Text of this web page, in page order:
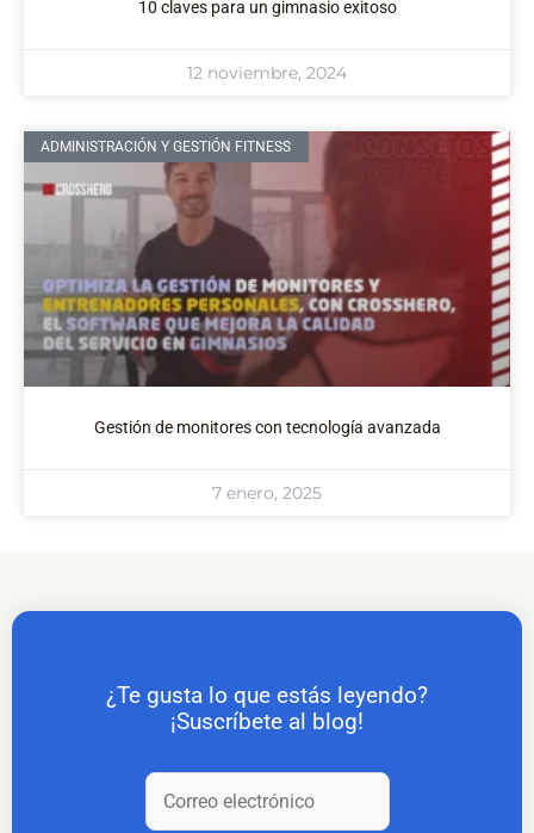
10 claves para un gimnasio exitoso
12 noviembre, 2024
ADMINISTRACIÓN Y GESTIÓN FITNESS
Gestión de monitores con tecnología avanzada
7 enero, 2025
¿Te gusta lo que estás leyendo?
¡Suscríbete al blog!